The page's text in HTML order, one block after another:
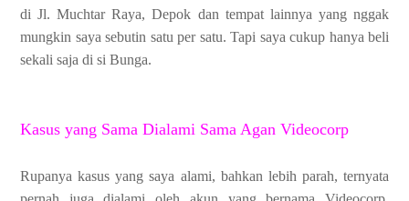
di Jl. Muchtar Raya, Depok dan tempat lainnya yang nggak
mungkin saya sebutin satu per satu. Tapi saya cukup hanya beli
sekali saja di si Bunga.
Kasus yang Sama Dialami Sama Agan Videocorp
Rupanya kasus yang saya alami, bahkan lebih parah, ternyata